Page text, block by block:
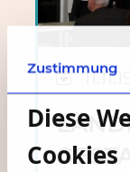
Zustimmung
Diese
Cookies
11.11.19